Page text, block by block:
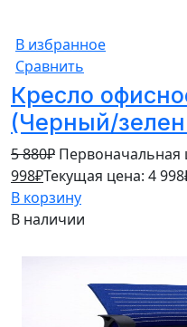
В избранное
Сравнить
Кресло
(Черный/
5 880₽ Первоначальная
998₽Текущая цена: 4
В корзину
В наличии